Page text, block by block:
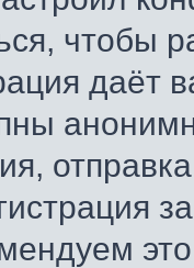
чтобы
даёт